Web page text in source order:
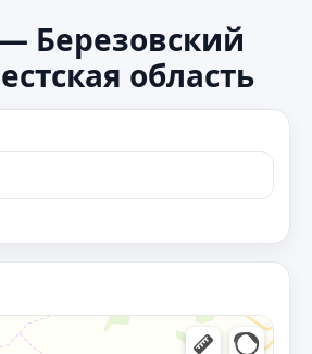
Березовский
область